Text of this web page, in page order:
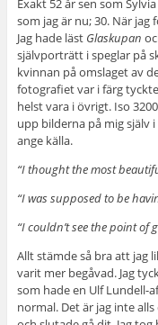
Exakt 52 år sen som
som jag är nu; 30. När
Jag hade läst Glaskupan
självporträtt i speglar på
kvinnan på omslaget av
fotografiet var i färg
helst vara i övrigt. Iso
upp bilderna på mig själv
ange källa.
“I thought the most
“I was supposed to be
“I couldn’t see the point
Allt stämde så bra att jag
varit mer begåvad. Jag
som hade en Ulf Lundell-
normal. Det är jag inte